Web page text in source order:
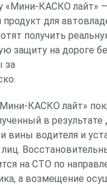
«Мини-КАСКО лайт»
продукт для
получить
защиту на дороге
за
КАСКО лайт»
в
вины водителя и
на СТО по
а возмещение